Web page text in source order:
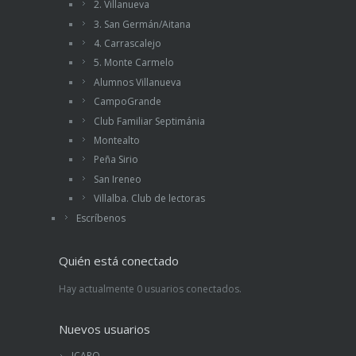
2. Villanueva
3. San Germán/Aitana
4. Carrascalejo
5. Monte Carmelo
Alumnos Villanueva
CampoGrande
Club Familiar Septimánia
Montealto
Peña Sirio
San Ireneo
Villalba. Club de lectoras
Escríbenos
Quién está conectado
Hay actualmente 0 usuarios conectados.
Nuevos usuarios